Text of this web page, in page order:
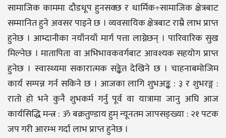
सामाजिक काममा दौडधूप हुनसक्छ र धार्मिक÷सामाजिक क्षेत्रबाट
सम्मानित हुने अवसर पाइने छ । व्यवसायिक क्षेत्रबाट राम्रै लाभ प्राप्त
हुनेछ । आम्दानीका नयाँनयाँ मार्ग पत्ता लाग्नेछन् । पारिवारिक सुख
मिल्नेछ । मातापिता वा अभिभावकवर्गबाट आवश्यक सहयोग प्राप्त
हुनेछ । स्वास्थ्यमा सकारात्मक सङ्केत देखिने छ । चाहनाबमोजिम
कार्य सम्पन्न गर्न सकिने छ । आजका लागि शुभअङ्क : ३ र शुभरङ्ग :
रातो हो भने कुनै शुभकर्म गर्नु पूर्व वा यात्रामा जानु अघि आज
कार्यसिद्धि मन्त्र : ॐ बक्रतुण्डाय हुम् न्यूनतम जापसङ्ख्या : २१ पटक
जप गरी आरम्भ गर्दा लाभ प्राप्त हुनेछ ।